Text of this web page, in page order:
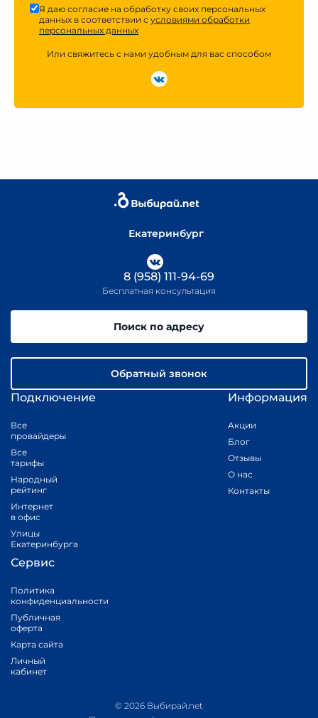
Я даю согласие на обработку своих персональных
данных в соответствии с условиями обработки
персональных данных
Или свяжитесь с нами удобным для вас способом
Екатеринбург
Подключение
Все
провайдеры
Все
тарифы
Народный
рейтинг
Интернет
в офис
Улицы
Екатеринбурга
Информация
Акции
Блог
Отзывы
О нас
Контакты
Сервис
Политика
конфиденциальности
Публичная
оферта
Карта сайта
Личный
кабинет
8 (958) 111-94-69
Бесплатная консультация
Поиск по адресу
Обратный звонок
© 2026 Выбирай.net